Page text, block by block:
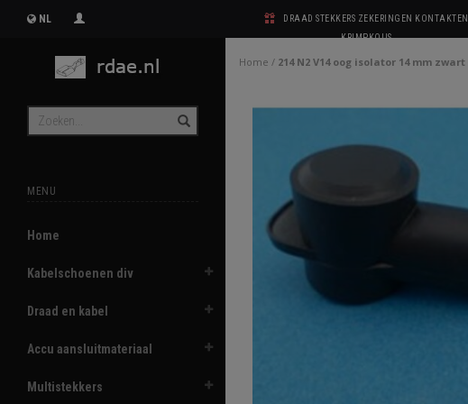
NL
DRAAD STEKKERS ZEKERINGEN KONTAKTEN
KRIMPKOUS
MENU
Home
Kabelschoenen div
Draad en kabel
Accu aansluitmateriaal
Multistekkers
Home / 214 N2 V14 oog isolator 14 mm zwart